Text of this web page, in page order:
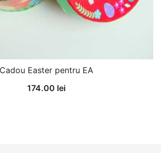
Cadou Easter pentru EA
174.00 lei